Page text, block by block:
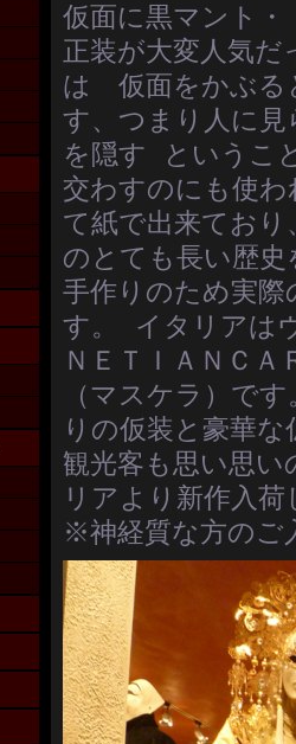
仮面に黒マント
正装が大変人気
は 仮面をかぶる
す、つまり人に
を隠す というこ
交わすのにも使
て紙で出来てお
のとても長い歴
手作りのため実
す。 イタリアは
ＮＥＴＩＡＮＣ
（マスケラ）で
りの仮装と豪華
観光客も思い思
リアより新作入
※神経質な方のご